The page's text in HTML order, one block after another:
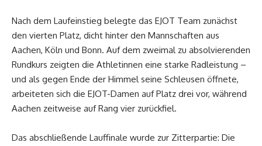
Nach dem Laufeinstieg belegte das EJOT Team zunächst
den vierten Platz, dicht hinter den Mannschaften aus
Aachen, Köln und Bonn. Auf dem zweimal zu absolvierenden
Rundkurs zeigten die Athletinnen eine starke Radleistung –
und als gegen Ende der Himmel seine Schleusen öffnete,
arbeiteten sich die EJOT-Damen auf Platz drei vor, während
Aachen zeitweise auf Rang vier zurückfiel.
Das abschließende Lauffinale wurde zur Zitterpartie: Die